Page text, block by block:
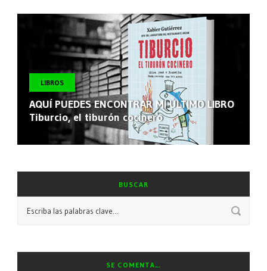
LIBROS
AQUÍ PUEDES ENCONTRAR MI ÚLTIMO LIBRO
Tiburcio, el tiburón cocinero
BUSCAR
SE COMENTA…